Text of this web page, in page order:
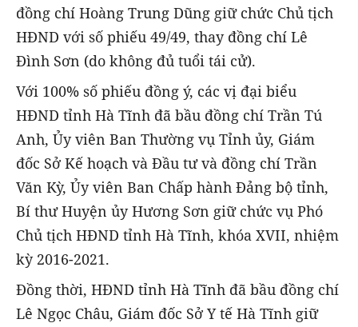
đồng chí Hoàng Trung Dũng giữ chức Chủ tịch
HĐND với số phiếu 49/49, thay đồng chí Lê
Đình Sơn (do không đủ tuổi tái cử).
Với 100% số phiếu đồng ý, các vị đại biểu
HĐND tỉnh Hà Tĩnh đã bầu đồng chí Trần Tú
Anh, Ủy viên Ban Thường vụ Tỉnh ủy, Giám
đốc Sở Kế hoạch và Đầu tư và đồng chí Trần
Văn Kỳ, Ủy viên Ban Chấp hành Đảng bộ tỉnh,
Bí thư Huyện ủy Hương Sơn giữ chức vụ Phó
Chủ tịch HĐND tỉnh Hà Tĩnh, khóa XVII, nhiệm
kỳ 2016-2021.
Đồng thời, HĐND tỉnh Hà Tĩnh đã bầu đồng chí
Lê Ngọc Châu, Giám đốc Sở Y tế Hà Tĩnh giữ